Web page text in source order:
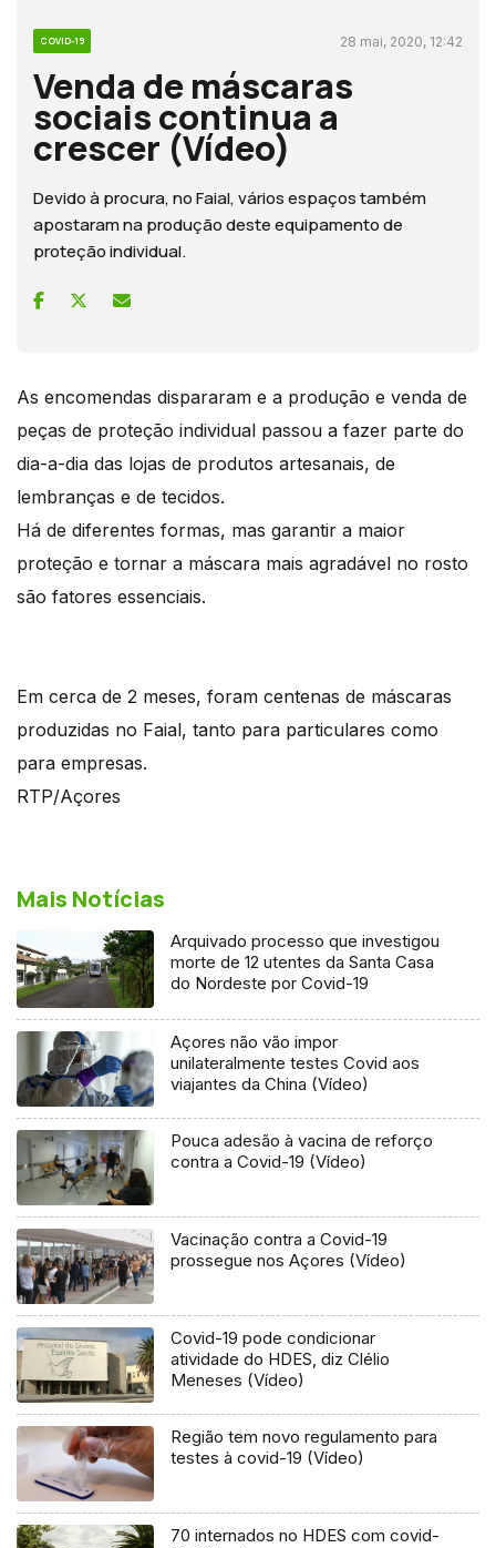
COVID-19 28 mai, 2020, 12:42
Venda de máscaras
sociais continua a
crescer (Vídeo)
Devido à procura, no Faial, vários espaços também
apostaram na produção deste equipamento de
proteção individual.
As encomendas dispararam e a produção e venda de
peças de proteção individual passou a fazer parte do
dia-a-dia das lojas de produtos artesanais, de
lembranças e de tecidos.
Há de diferentes formas, mas garantir a maior
proteção e tornar a máscara mais agradável no rosto
são fatores essenciais.
Em cerca de 2 meses, foram centenas de máscaras
produzidas no Faial, tanto para particulares como
para empresas.
RTP/Açores
Mais Notícias
Arquivado processo que investigou
morte de 12 utentes da Santa Casa
do Nordeste por Covid-19
Açores não vão impor
unilateralmente testes Covid aos
viajantes da China (Vídeo)
Pouca adesão à vacina de reforço
contra a Covid-19 (Vídeo)
Vacinação contra a Covid-19
prossegue nos Açores (Vídeo)
Covid-19 pode condicionar
atividade do HDES, diz Clélio
Meneses (Vídeo)
Região tem novo regulamento para
testes à covid-19 (Vídeo)
70 internados no HDES com covid-